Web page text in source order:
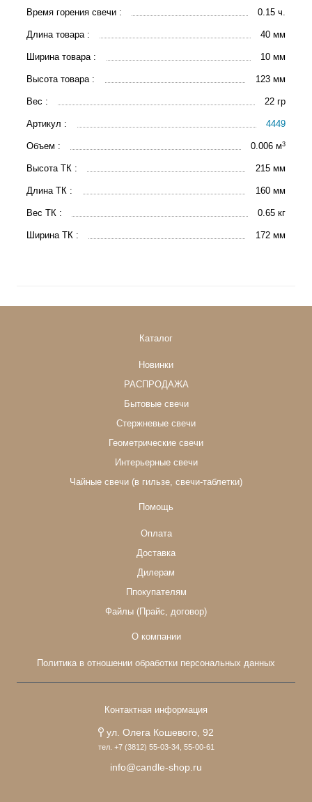
Время горения свечи : 0.15 ч.
Длина товара : 40 мм
Ширина товара : 10 мм
Высота товара : 123 мм
Вес : 22 гр
Артикул : 4449
Объем : 0.006 м3
Высота ТК : 215 мм
Длина ТК : 160 мм
Вес ТК : 0.65 кг
Ширина ТК : 172 мм
Каталог
Новинки
РАСПРОДАЖА
Бытовые свечи
Стержневые свечи
Геометрические свечи
Интерьерные свечи
Чайные свечи (в гильзе, свечи-таблетки)
Помощь
Оплата
Доставка
Дилерам
Ппокупателям
Файлы (Прайс, договор)
О компании
Политика в отношении обработки персональных данных
Контактная информация
ул. Олега Кошевого, 92
тел. +7 (3812) 55-03-34, 55-00-61
info@candle-shop.ru